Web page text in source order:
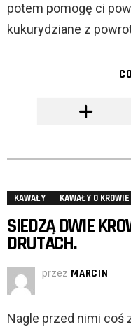
potem pomogę ci
kukurydziane z
KAWAŁY KAWAŁY O KROWIE
SIEDZĄ DWIE
DRUTACH.
przez MARCIN
Nagle przed nimi coś